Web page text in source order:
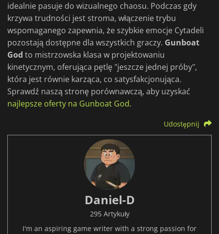
idealnie pasuje do wizualnego chaosu. Podczas gdy
krzywa trudności jest stroma, włączenie trybu
wspomaganego zapewnia, że szybkie emocje Cytadeli
pozostają dostępne dla wszystkich graczy. Gunboat
God to mistrzowska klasa w projektowaniu
kinetycznym, oferująca pętlę "jeszcze jednej próby",
która jest równie karząca, co satysfakcjonująca.
Sprawdź naszą stronę porównawczą, aby uzyskać
najlepsze oferty na Gunboat God.
Udostępnij
Daniel-D
295 Artykuły
I'm an aspiring game writer with a strong passion for